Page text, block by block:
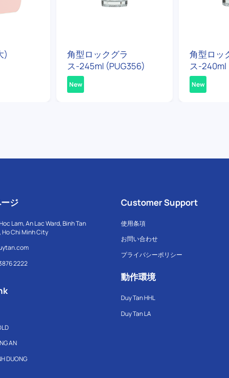
)
角型ロックグラ
ス-245ml (PUG356)
New
角型ロッ
ス-240ml
New
ジ
Lam, An Lac Ward, Binh Tan
Chi Minh City
2222
AN
DUONG
Customer Support
使用条項
お問い合わせ
プライバシーポリシー
動作環境
Duy Tan HHL
Duy Tan LA